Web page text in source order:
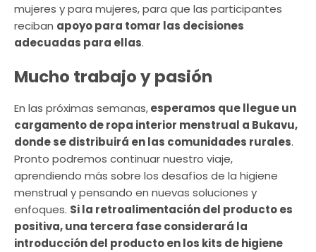
mujeres y para mujeres, para que las participantes
reciban apoyo para tomar las decisiones
adecuadas para ellas.
Mucho trabajo y pasión
En las próximas semanas,esperamos que llegue un
cargamento de ropa interior menstrual a Bukavu,
donde se distribuirá en las comunidades rurales.
Pronto podremos continuar nuestro viaje,
aprendiendo más sobre los desafíos de la higiene
menstrual y pensando en nuevas soluciones y
enfoques. Si la retroalimentación del producto es
positiva, una tercera fase considerará la
introducción del producto en los kits de higiene